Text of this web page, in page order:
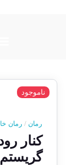
رمان / رمان
کنار
گریستم
ناموجود